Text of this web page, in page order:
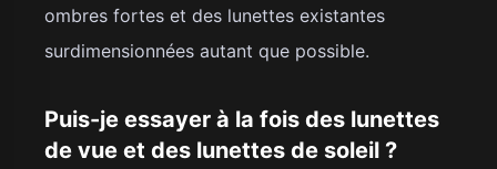
ombres fortes et des lunettes existantes
surdimensionnées autant que possible.
Puis-je essayer à la fois des lunettes
de vue et des lunettes de soleil ?